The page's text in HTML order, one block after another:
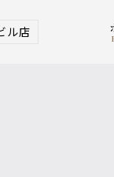
ル店